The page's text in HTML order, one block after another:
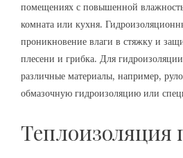
помещениях с повышенной
комната или кухня.
проникновение влаги в стяжку и
плесени и грибка. Для
различные материалы, например,
обмазочную гидроизоляцию или
Теплоизоляция